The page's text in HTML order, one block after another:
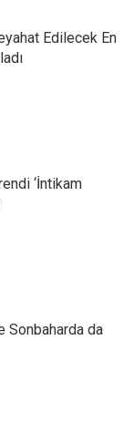
Edilecek En
‘İntikam
Sonbaharda da